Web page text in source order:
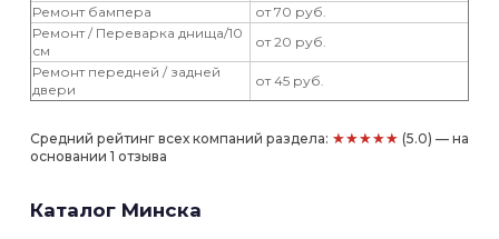
Ремонт бампера
от 70 руб.
Ремонт / Переварка днища/10
см
от 20 руб.
Ремонт передней / задней
двери
от 45 руб.
Средний рейтинг всех компаний раздела: ★★★★★ (5.0) — на
основании 1 отзыва
Каталог Минска